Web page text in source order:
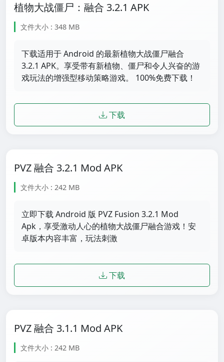
植物大战僵尸：融合 3.2.1 APK
文件大小 : 348 MB
下载适用于 Android 的最新植物大战僵尸融合
3.2.1 APK。享受带有新植物、僵尸和令人兴奋的游
戏玩法的增强型移动策略游戏。 100%免费下载！
下载
PVZ 融合 3.2.1 Mod APK
文件大小 : 242 MB
立即下载 Android 版 PVZ Fusion 3.2.1 Mod
Apk，享受激动人心的植物大战僵尸融合游戏！安
卓版本内容丰富，玩法刺激
下载
PVZ 融合 3.1.1 Mod APK
文件大小 : 242 MB